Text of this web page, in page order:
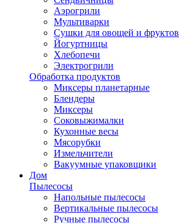
Аэрогрили
Мультиварки
Сушки для овощей и фруктов
Йогуртницы
Хлебопечи
Электрогрили
Обработка продуктов
Миксеры планетарные
Блендеры
Миксеры
Соковыжималки
Кухонные весы
Мясорубки
Измельчители
Вакуумные упаковщики
Дом
Пылесосы
Напольные пылесосы
Вертикальные пылесосы
Ручные пылесосы